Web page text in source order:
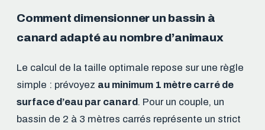
Comment dimensionner un bassin à
canard adapté au nombre d’animaux
Le calcul de la taille optimale repose sur une règle
simple : prévoyez au minimum 1 mètre carré de
surface d’eau par canard. Pour un couple, un
bassin de 2 à 3 mètres carrés représente un strict